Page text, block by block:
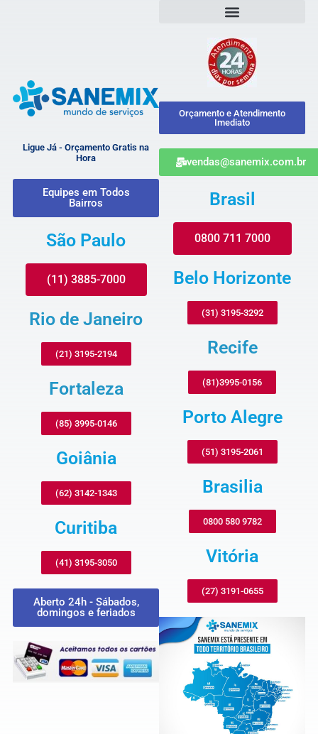
Ligue Já - Orçamento Gratis na
Hora
Equipes em Todos
Bairros
São Paulo
(11) 3885-7000
Rio de Janeiro
(21) 3195-2194
Fortaleza
(85) 3995-0146
Goiânia
(62) 3142-1343
Curitiba
(41) 3195-3050
Aberto 24h - Sábados,
domingos e feriados
Orçamento e Atendimento
Imediato
vendas@sanemix.com.br
Brasil
0800 711 7000
Belo Horizonte
(31) 3195-3292
Recife
(81)3995-0156
Porto Alegre
(51) 3195-2061
Brasilia
0800 580 9782
Vitória
(27) 3191-0655